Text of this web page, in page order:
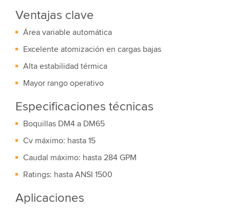
Ventajas clave
Área variable automática
Excelente atomización en cargas bajas
Alta estabilidad térmica
Mayor rango operativo
Especificaciones técnicas
Boquillas DM4 a DM65
Cv máximo: hasta 15
Caudal máximo: hasta 284 GPM
Ratings: hasta ANSI 1500
Aplicaciones